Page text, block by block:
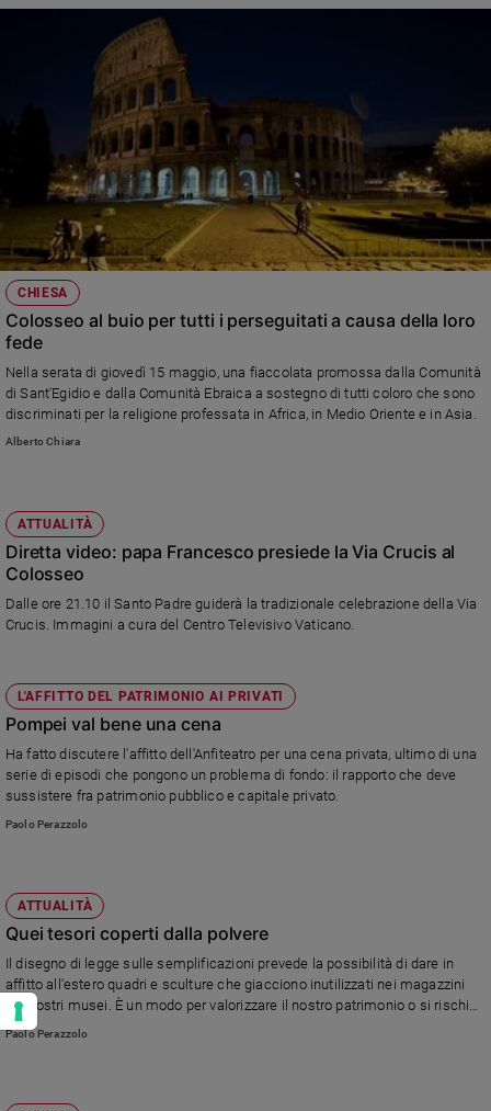
CHIESA
Colosseo al buio per tutti i perseguitati a causa della loro
fede
Nella serata di giovedì 15 maggio, una fiaccolata promossa dalla Comunità
di Sant'Egidio e dalla Comunità Ebraica a sostegno di tutti coloro che sono
discriminati per la religione professata in Africa, in Medio Oriente e in Asia.
Alberto Chiara
ATTUALITÀ
Diretta video: papa Francesco presiede la Via Crucis al
Colosseo
Dalle ore 21.10 il Santo Padre guiderà la tradizionale celebrazione della Via
Crucis. Immagini a cura del Centro Televisivo Vaticano.
L'AFFITTO DEL PATRIMONIO AI PRIVATI
Pompei val bene una cena
Ha fatto discutere l'affitto dell'Anfiteatro per una cena privata, ultimo di una
serie di episodi che pongono un problema di fondo: il rapporto che deve
sussistere fra patrimonio pubblico e capitale privato.
Paolo Perazzolo
ATTUALITÀ
Quei tesori coperti dalla polvere
Il disegno di legge sulle semplificazioni prevede la possibilità di dare in
affitto all'estero quadri e sculture che giacciono inutilizzati nei magazzini
dei nostri musei. È un modo per valorizzare il nostro patrimonio o si rischia
di "svenderlo"?
Paolo Perazzolo